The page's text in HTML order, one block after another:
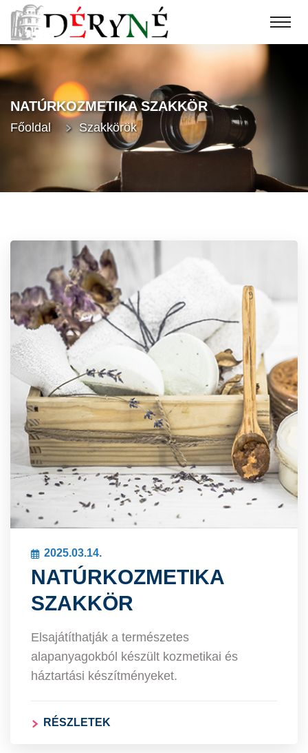
NATÚRKOZMETIKA SZAKKÖR
Főoldal Szakkörök
2025.03.14.
NATÚRKOZMETIKA
SZAKKÖR
Elsajátíthatják a természetes
alapanyagokból készült kozmetikai és
háztartási készítményeket.
RÉSZLETEK